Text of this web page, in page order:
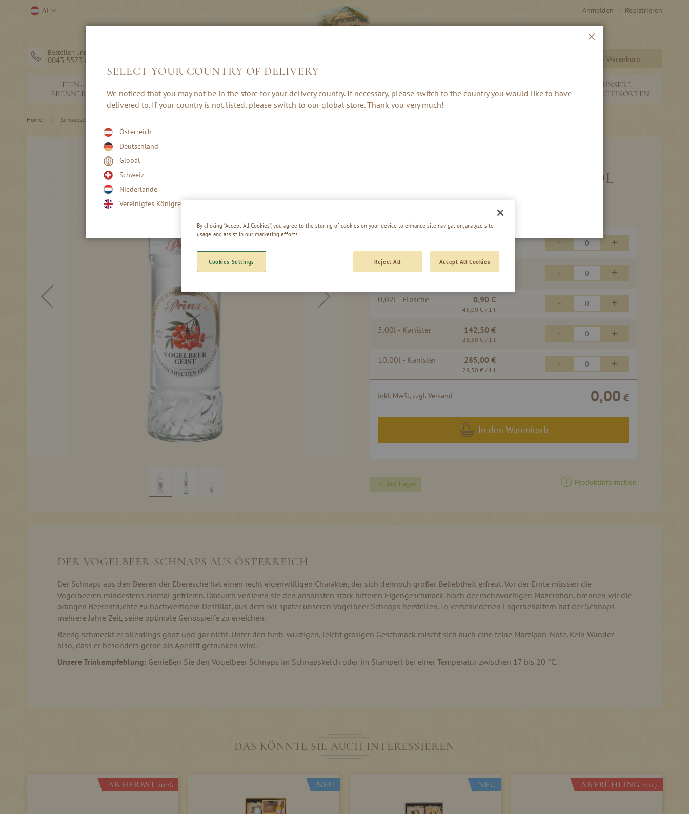
Direkt
Anmelden Registrieren
Store AT
Bestellen und Hilfe
0043 5573 82203 Warenkorb
FEIN-
BRENNEREI
EDELBRÄNDE
CREAMS
& PUNSCH
ZUBEHÖR
SAISONALES
UNSERE
FRUCHTSORTEN
Home Schnäpse & Edelbrände
VOGELBEER SCHNAPS 40 % VOL
-
Artikel
- +
0,50l - Flasche - +
0,02l - Flasche 0,90 €
45,00 € / 1 l - +
5,00l - Kanister 142,50 €
28,50 € / 1 l - +
10,00l - Kanister 285,00 €
28,50 € / 1 l - +
inkl. MwSt, zzgl. Versand 0,00 €
In den Warenkorb
Auf Lager Produktinformation
DER VOGELBEER-SCHNAPS AUS ÖSTERREICH
Der Schnaps aus den Beeren der Eberesche hat einen recht eigenwilligen Charakter, der sich dennoch großer Beliebtheit erfreut. Vor der Ernte müssen die
Vogelbeeren mindestens einmal gefrieren. Dadurch verlieren sie den ansonsten stark bitteren Eigengeschmack. Nach der mehrwöchigen Mazeration, brennen wir die
orangen Beerenfrüchte zu hochwertigem Destillat, aus dem wir später unseren Vogelbeer Schnaps herstellen. In verschiedenen Lagerbehältern hat der Schnaps
mehrere Jahre Zeit, seine optimale Genussreife zu erreichen.
Beerig schmeckt er allerdings ganz und gar nicht. Unter den herb-würzigen, leicht grasigen Geschmack mischt sich auch eine feine Marzipan-Note. Kein Wunder
also, dass er besonders gerne als Aperitif getrunken wird.
Unsere Trinkempfehlung: Genießen Sie den Vogelbeer Schnaps im Schnapskelch oder im Stamperl bei einer Temperatur zwischen 17 bis 20 °C.
DAS KÖNNTE SIE AUCH INTERESSIEREN
AB HERBST 2026 NEU NEU AB FRÜHLING 2027
By clicking “Accept All Cookies”, you agree to the storing of cookies on your device to enhance site navigation, analyze site
usage, and assist in our marketing efforts.
Cookies Settings Reject All Accept All Cookies
SELECT YOUR COUNTRY OF DELIVERY
We noticed that you may not be in the store for your delivery country. If necessary, please switch to the country you would like to have
delivered to. If your country is not listed, please switch to our global store. Thank you very much!
Österreich
Deutschland
Global
Schweiz
Niederlande
Vereinigtes Königreich